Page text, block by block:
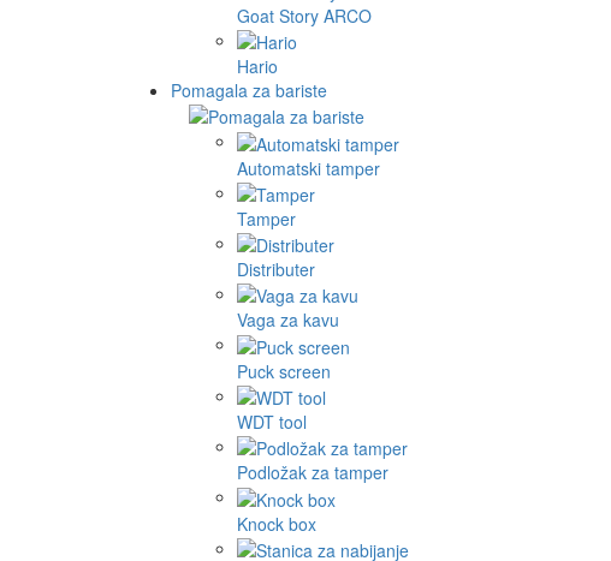
Goat Story ARCO
Hario
Pomagala za bariste
Automatski tamper
Tamper
Distributer
Vaga za kavu
Puck screen
WDT tool
Podložak za tamper
Knock box